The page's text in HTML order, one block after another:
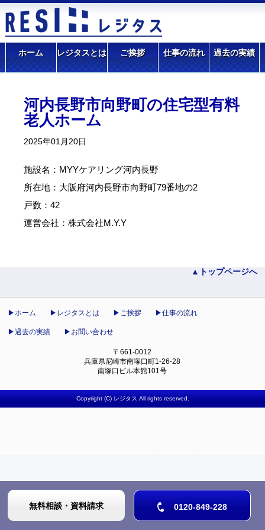
ホーム レジタスとは ご挨拶 仕事の流れ 過去の実績
サイト 高齢者住宅ナビ>ホーム>過去の実績>河内長野市向野町
の住宅型有料老人ホーム
河内長野市向野町の住宅型有料
老人ホーム
2025年01月20日
施設名：MYYケアリング河内長野
所在地：大阪府河内長野市向野町79番地の2
戸数：42
運営会社：株式会社M.Y.Y
トップページへ
ホーム レジタスとは ご挨拶 仕事の流れ
過去の実績 お問い合わせ
〒661-0012
兵庫県尼崎市南塚口町1-26-28
南塚口ビル本館101号
Copyright (C) レジタス All rights reserved.
無料相談・資料請求 0120-849-228